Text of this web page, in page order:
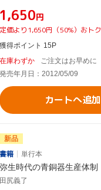
¥1,650円
定価より1,650円（50%）おトク
獲得ポイント 15P
在庫わずか
ご注文はお早めに
発売年月日：2012/05/09
カートへ追加
新品
書籍
単行本
弥生時代の青銅器生産体制
田尻義了